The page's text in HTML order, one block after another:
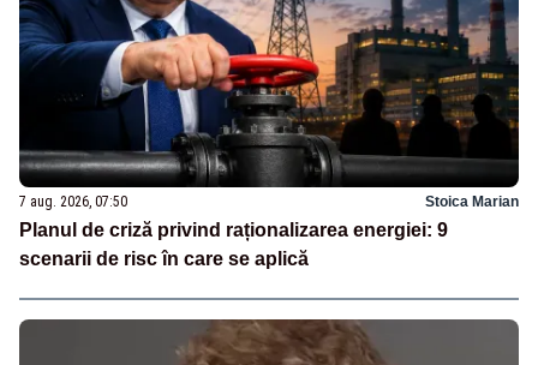
7 aug. 2026, 07:50 Stoica Marian
Planul de criză privind raționalizarea energiei: 9
scenarii de risc în care se aplică